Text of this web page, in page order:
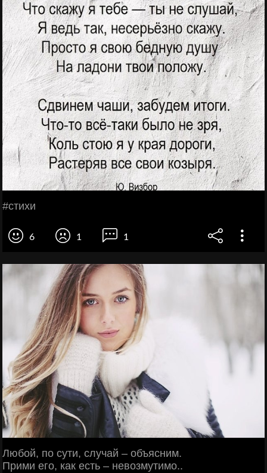
#стихи
6 1 1
Любой, по сути, случай – объясним.
Прими его, как есть – невозмутимо..